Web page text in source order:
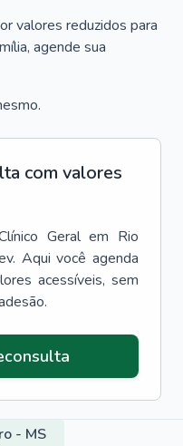
valores reduzidos para
agende sua
com valores
Geral em Rio
Aqui você agenda
acessíveis, sem
- MS